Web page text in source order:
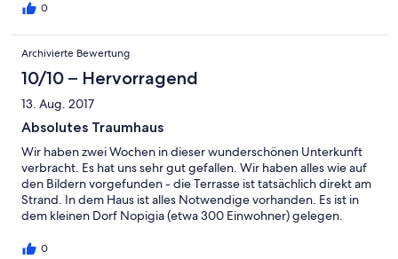
0
Archivierte Bewertung
10/10 – Hervorragend
13. Aug. 2017
Absolutes Traumhaus
Wir haben zwei Wochen in dieser wunderschönen Unterkunft
verbracht. Es hat uns sehr gut gefallen. Wir haben alles wie auf
den Bildern vorgefunden - die Terrasse ist tatsächlich direkt am
Strand. In dem Haus ist alles Notwendige vorhanden. Es ist in
dem kleinen Dorf Nopigia (etwa 300 Einwohner) gelegen.
nur wenige weitere Unterkünfte in dem Ort, so dass wir einen
0